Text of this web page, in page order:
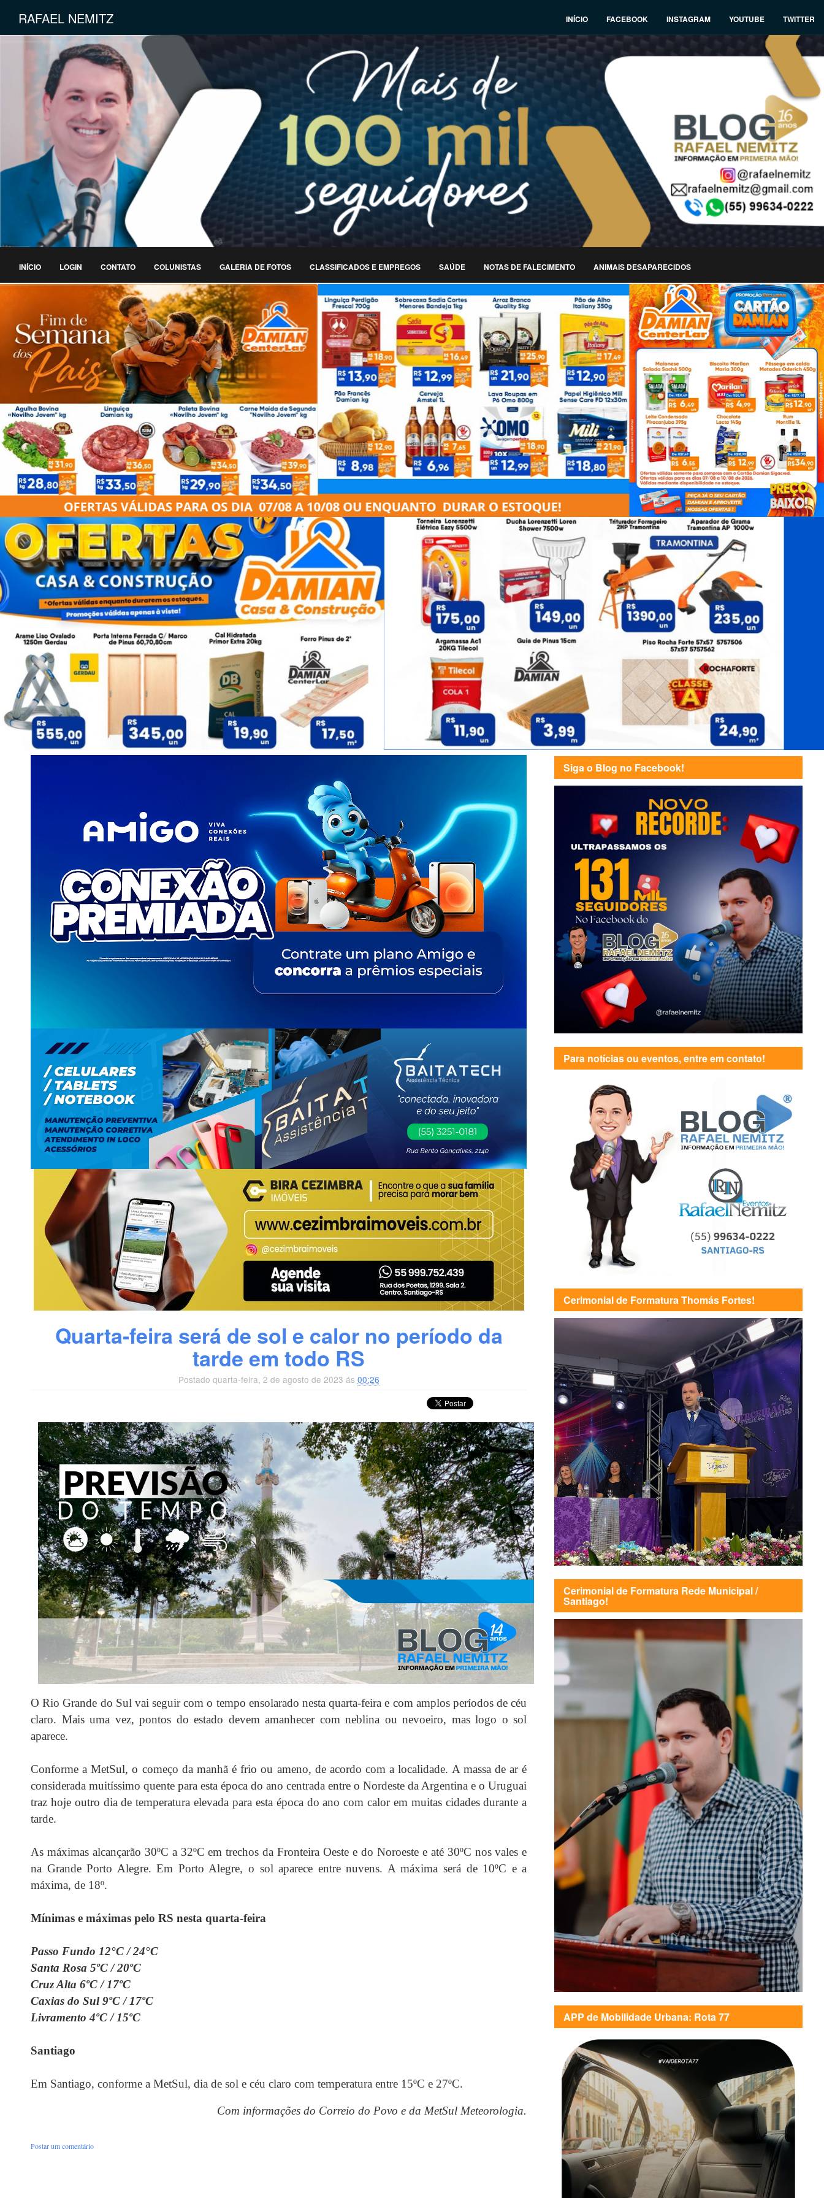
RAFAEL NEMITZ INÍCIO FACEBOOK INSTAGRAM YOUTUBE TWITTER
INÍCIO LOGIN CONTATO COLUNISTAS GALERIA DE FOTOS CLASSIFICADOS E EMPREGOS SAÚDE NOTAS DE FALECIMENTO ANIMAIS DESAPARECIDOS
Quarta-feira será de sol e calor no período da
tarde em todo RS
Postado quarta-feira, 2 de agosto de 2023 ás 00:26
O Rio Grande do Sul vai seguir com o tempo ensolarado nesta quarta-feira e com amplos períodos de céu
claro. Mais uma vez, pontos do estado devem amanhecer com neblina ou nevoeiro, mas logo o sol
aparece.
Conforme a MetSul, o começo da manhã é frio ou ameno, de acordo com a localidade. A massa de ar é
considerada muitíssimo quente para esta época do ano centrada entre o Nordeste da Argentina e o Uruguai
traz hoje outro dia de temperatura elevada para esta época do ano com calor em muitas cidades durante a
tarde.
As máximas alcançarão 30ºC a 32ºC em trechos da Fronteira Oeste e do Noroeste e até 30ºC nos vales e
na Grande Porto Alegre. Em Porto Alegre, o sol aparece entre nuvens. A máxima será de 10ºC e a
máxima, de 18º.
Mínimas e máximas pelo RS nesta quarta-feira
Passo Fundo 12°C / 24°C
Santa Rosa 5ºC / 20ºC
Cruz Alta 6ºC / 17ºC
Caxias do Sul 9ºC / 17ºC
Livramento 4ºC / 15ºC
Santiago
Em Santiago, conforme a MetSul, dia de sol e céu claro com temperatura entre 15ºC e 27ºC.
Com informações do Correio do Povo e da MetSul Meteorologia.
Postar um comentário
Siga o Blog no Facebook!
Para notícias ou eventos, entre em contato!
Cerimonial de Formatura Thomás Fortes!
Cerimonial de Formatura Rede Municipal /
Santiago!
APP de Mobilidade Urbana: Rota 77